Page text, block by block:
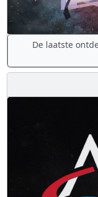
De laatste